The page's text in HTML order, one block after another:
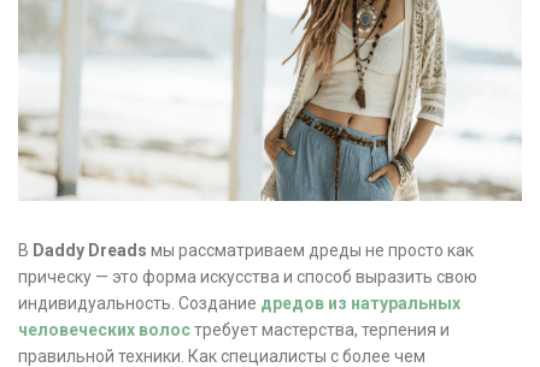
В Daddy Dreads мы рассматриваем дреды не просто как
прическу — это форма искусства и способ выразить свою
индивидуальность. Создание дредов из натуральных
человеческих волостребует мастерства, терпения и
правильной техники. Как специалисты с более чем